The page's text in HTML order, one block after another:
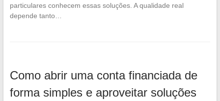
particulares conhecem essas soluções. A qualidade real
depende tanto…
Como abrir uma conta financiada de
forma simples e aproveitar soluções